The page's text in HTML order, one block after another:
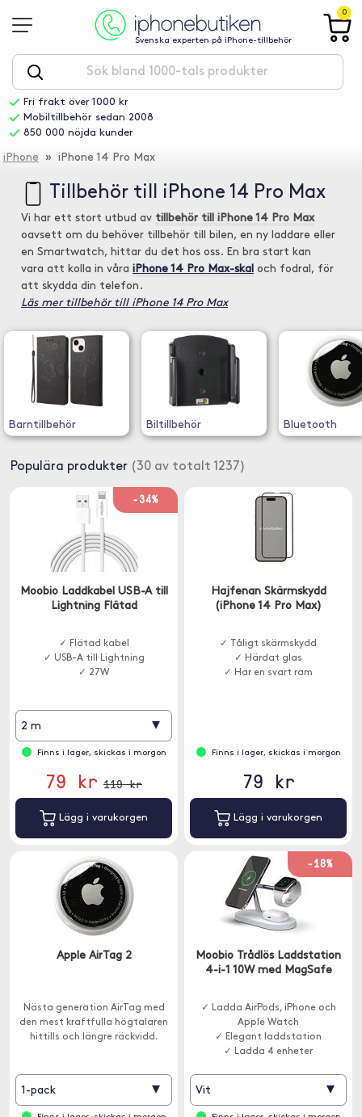
Svenska experten på iPhone-tillbehör
0
Fri frakt över 1000 kr
Mobiltillbehör sedan 2008
850 000 nöjda kunder
iPhone » iPhone 14 Pro Max
Tillbehör till iPhone 14 Pro Max
Vi har ett stort utbud av tillbehör till iPhone 14 Pro Max
oavsett om du behöver tillbehör till bilen, en ny laddare eller
en Smartwatch, hittar du det hos oss. En bra start kan
vara att kolla in våra iPhone 14 Pro Max-skal och fodral, för
att skydda din telefon.
Läs mer tillbehör till iPhone 14 Pro Max
Barntillbehör Biltillbehör Bluetooth
Populära produkter (30 av totalt 1237)
-34%
Moobio Laddkabel USB-A till
Lightning Flätad
✓ Flätad kabel
✓ USB-A till Lightning
✓ 27W
2 m ▾
Finns i lager, skickas i morgon
79 kr 119 kr
Lägg i varukorgen
Hajfenan Skärmskydd
(iPhone 14 Pro Max)
✓ Tåligt skärmskydd
✓ Härdat glas
✓ Har en svart ram
Finns i lager, skickas i morgon
79 kr
Lägg i varukorgen
Apple AirTag 2
Nästa generation AirTag med
den mest kraftfulla högtalaren
hittills och längre räckvidd.
1-pack ▾
-18%
Moobio Trådlös Laddstation
4-i-1 10W med MagSafe
✓ Ladda AirPods, iPhone och
Apple Watch
✓ Elegant laddstation
✓ Ladda 4 enheter
Vit ▾